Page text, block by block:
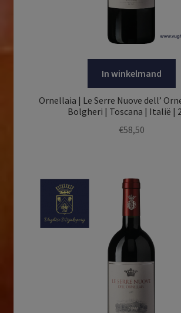
In winkelmand
Ornellaia | Le Serre Nuove dell’
Bolgheri | Toscana | Italië |
€58,50